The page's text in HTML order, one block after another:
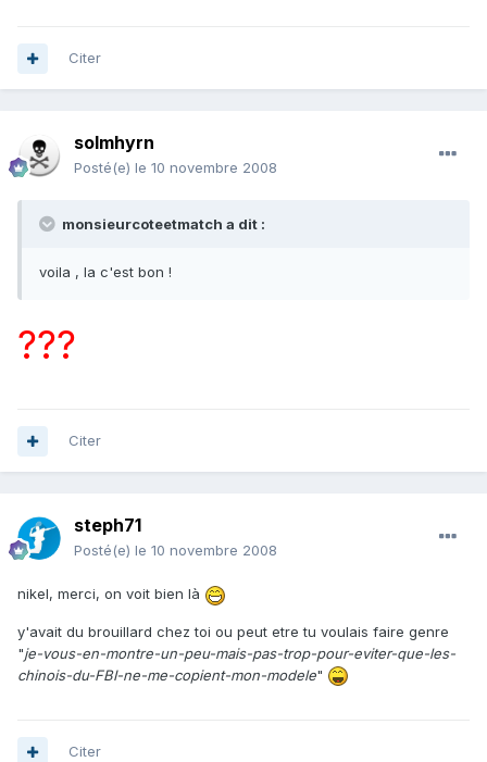
Citer
solmhyrn
Posté(e) le 10 novembre 2008
monsieurcoteetmatch a dit :
voila , la c'est bon !
???
Citer
steph71
Posté(e) le 10 novembre 2008
nikel, merci, on voit bien là
y'avait du brouillard chez toi ou peut etre tu voulais faire genre
"je-vous-en-montre-un-peu-mais-pas-trop-pour-eviter-que-les-
chinois-du-FBI-ne-me-copient-mon-modele"
Citer